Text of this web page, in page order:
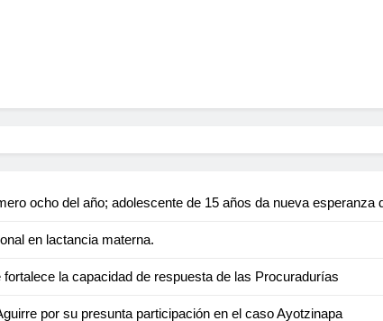
ocho del año; adolescente de 15 años da nueva esperanza
en lactancia materna.
la capacidad de respuesta de las Procuradurías
por su presunta participación en el caso Ayotzinapa